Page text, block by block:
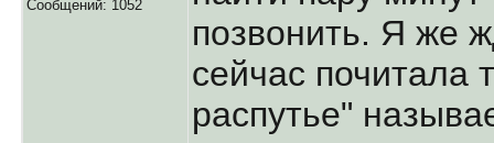
Сообщений: 1052
позвонить. Я же
сейчас почитала
распутье"